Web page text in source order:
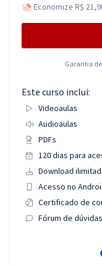
Economize R$
Garantia
Este curso inclui:
Videoaulas
Audioaulas
PDFs
120 dias para
Download
Acesso no
Certificado de
Fórum de